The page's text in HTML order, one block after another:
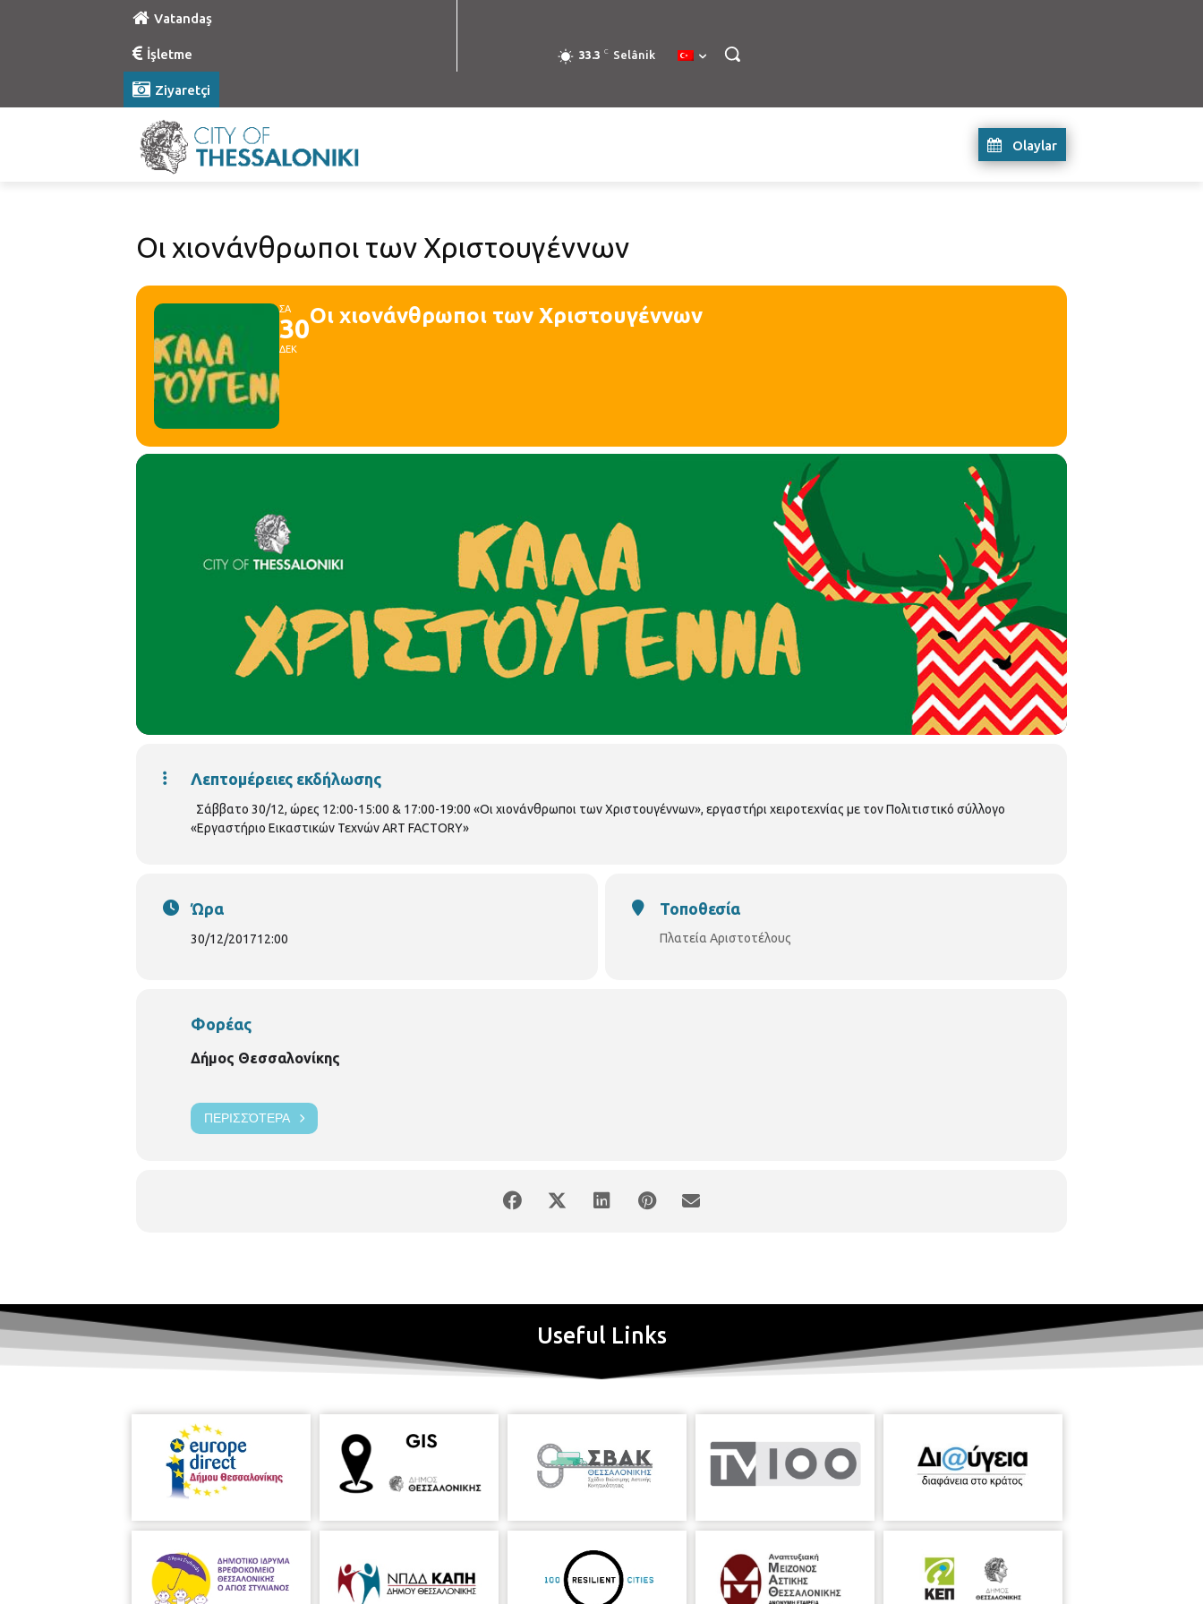
Vatandaş
İşletme
Ziyaretçi
33.3 C Selânik
Olaylar
Οι χιονάνθρωποι των Χριστουγέννων
ΣΑ
30
ΔΕΚ
Οι χιονάνθρωποι των Χριστουγέννων
Λεπτομέρειες εκδήλωσης
Σάββατο 30/12, ώρες 12:00-15:00 & 17:00-19:00 «Οι χιονάνθρωποι των Χριστουγέννων», εργαστήρι χειροτεχνίας με τον Πολιτιστικό σύλλογο
«Εργαστήριο Εικαστικών Τεχνών ART FACTORY»
Ώρα
30/12/201712:00
Τοποθεσία
Πλατεία Αριστοτέλους
Φορέας
Δήμος Θεσσαλονίκης
ΠΕΡΙΣΣΌΤΕΡΑ
Useful Links